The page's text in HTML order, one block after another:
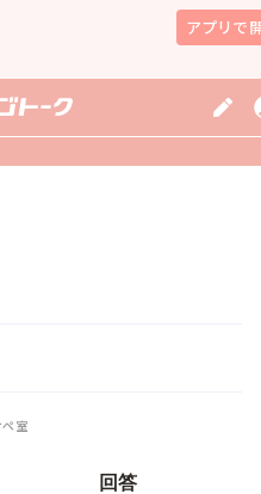
アプリで
室
回答